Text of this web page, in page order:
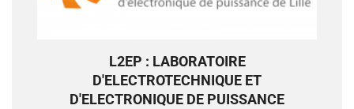
L2EP : LABORATOIRE
D'ELECTROTECHNIQUE ET
D'ELECTRONIQUE DE PUISSANCE